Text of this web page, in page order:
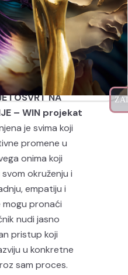
– WIN
I OSVRT NA
– WIN projekat
je svima koji
promene u
onima koji
okruženju i
empatiju i
mogu pronaći
nudi jasno
pristup koji
u konkretne
sam proces.